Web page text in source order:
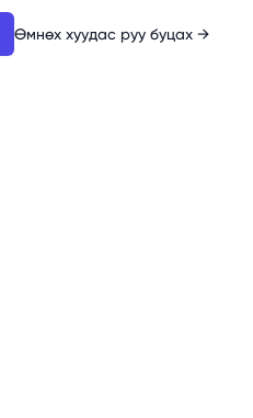
Өмнөх хуудас руу буцах →